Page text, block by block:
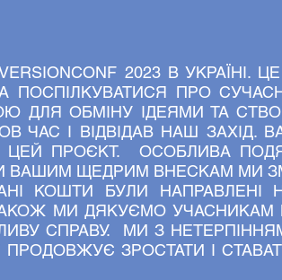
2023 В УКРАЇНІ.
ПРО
ДЛЯ ОБМІНУ ІДЕЯМИ ТА
І ВІДВІДАВ НАШ ЗАХІД.
ПРОЄКТ. ОСОБЛИВА
ВАШИМ ЩЕДРИМ ВНЕСКАМ МИ
КОШТИ БУЛИ НАПРАВЛЕНІ
МИ ДЯКУЄМО УЧАСНИКАМ
СПРАВУ. МИ З
ПРОДОВЖУЄ ЗРОСТАТИ І